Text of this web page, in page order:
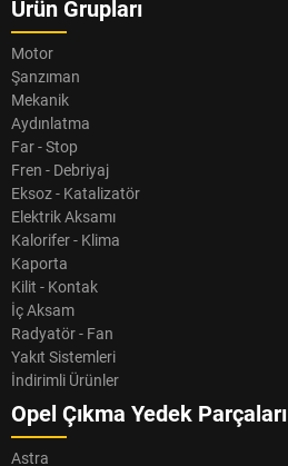
Ürün Grupları
Motor
Şanzıman
Mekanik
Aydınlatma
Far - Stop
Fren - Debriyaj
Eksoz - Katalizatör
Elektrik Aksamı
Kalorifer - Klima
Kaporta
Kilit - Kontak
İç Aksam
Radyatör - Fan
Yakıt Sistemleri
İndirimli Ürünler
Opel Çıkma Yedek Parçaları
Astra